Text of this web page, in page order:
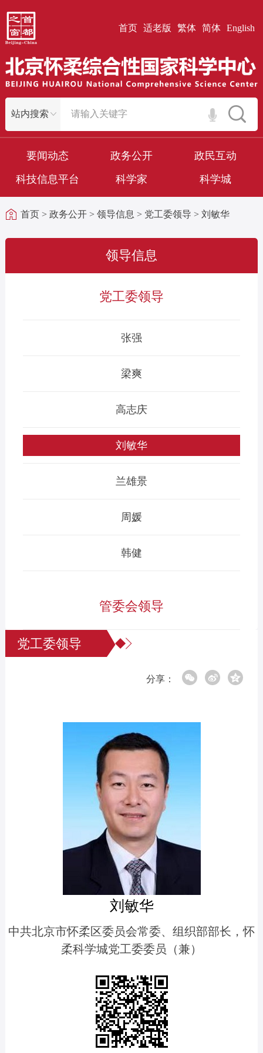
首页 适老版 繁体 简体 English
要闻动态 政务公开
政民互动
科技信息平台
科学家 科学城
首页> 政务公开> 领导信息 > 党工委领导 > 刘敏华
领导信息
党工委领导
张强
梁爽
高志庆
刘敏华
兰雄景
周媛
韩健
管委会领导
党工委领导
分享：
刘敏华
中共北京市怀柔区委员会常委、组织部部长，怀
柔科学城党工委委员（兼）